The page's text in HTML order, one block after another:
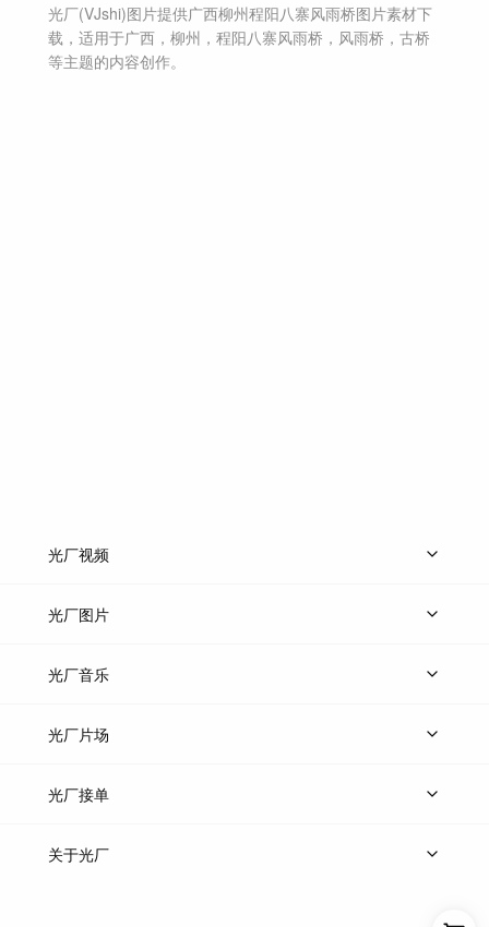
光厂(VJshi)图片提供广西柳州程阳八寨风雨桥图片素材下
载，适用于广西，柳州，程阳八寨风雨桥，风雨桥，古桥
等主题的内容创作。
光厂视频
上传视频
光厂图片
上传图片
光厂音乐
热门音乐
光厂片场
上传案例
光厂接单
上架服务
关于光厂